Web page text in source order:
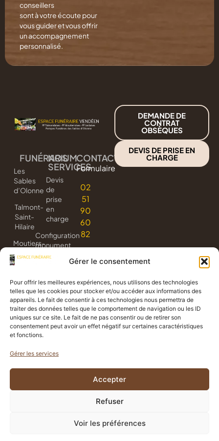
Gérer le consentement
Pour offrir les meilleures expériences, nous utilisons des technologies
telles que les cookies pour stocker et/ou accéder aux informations des
appareils. Le fait de consentir à ces technologies nous permettra de
traiter des données telles que le comportement de navigation ou les ID
uniques sur ce site. Le fait de ne pas consentir ou de retirer son
consentement peut avoir un effet négatif sur certaines caractéristiques
et fonctions.
Gérer les services
Accepter
Refuser
Voir les préférences
conseillers
sont à votre écoute pour
vous guider et vous offrir
un accompagnement
personnalisé.
FUNÉRARIUM
Les
Sables
d’Olonne
Talmont-
Saint-
Hilaire
Moutiers-
les-
Mauxfaits
Jard-
sur-
Mer
NOS
SERVICES
Devis
de
prise
en
charge
Configuration
monument
3D
de
fleurs
Avis
de
décès
CONTACT
Formulaire
02
51
90
60
82
DEMANDE DE
CONTRAT
OBSÈQUES
DEVIS DE PRISE EN
CHARGE
Propulsé
par
graphique